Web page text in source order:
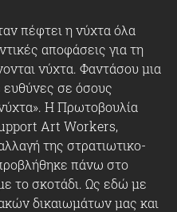
πέφτει η νύχτα όλα
αποφάσεις για τη
νύχτα. Φαντάσου μια
ευθύνες σε όσους
Η Πρωτοβουλία
Art Workers,
της στρατιωτικο-
πάνω στο
το σκοτάδι. Ως εδώ με
δικαιωμάτων μας και